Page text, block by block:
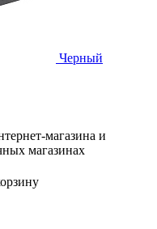
Черный
магазина и
магазинах